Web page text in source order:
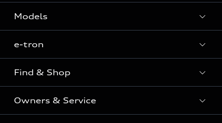
Models
Sedan
SUV
Coupe
e-tron
e-tron
Find & Shop
전시장/AAP 전시장/AS센터
Owners & Service